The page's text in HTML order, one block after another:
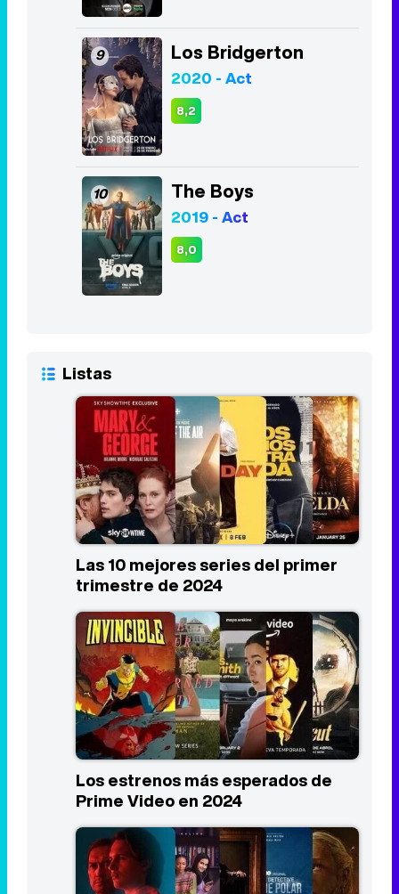
9 Los Bridgerton
2020 - Act
8,2
10 The Boys
2019 - Act
8,0
Listas
Las 10 mejores series del primer
trimestre de 2024
Los estrenos más esperados de
Prime Video en 2024